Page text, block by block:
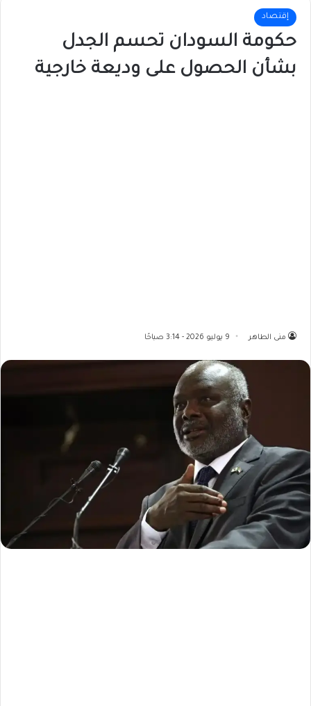
إقتصاد
حكومة السودان تحسم الجدل
بشأن الحصول على وديعة خارجية
منى الطاهر 9 يوليو 2026 - 3:14 صباحًا